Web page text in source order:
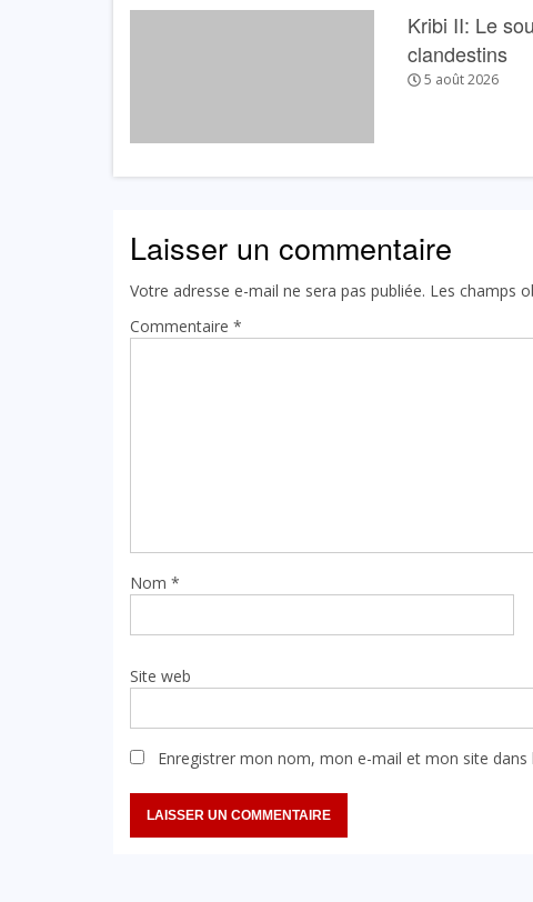
Kribi II: Le
clandestins
5 août 2026
Laisser un commentaire
Votre adresse e-mail ne sera pas publiée. Les champs
Commentaire *
Nom *
Site web
Enregistrer mon nom, mon e-mail et mon site